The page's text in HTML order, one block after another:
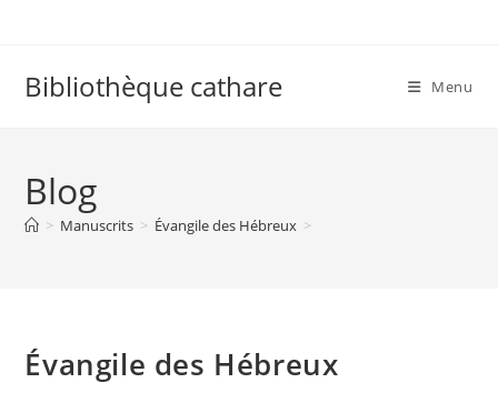
Bibliothèque cathare Menu
Blog
> Manuscrits > Évangile des Hébreux >
Évangile des Hébreux